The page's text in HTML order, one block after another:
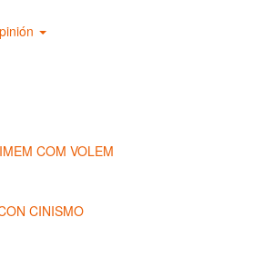
COM VOLEM
CINISMO